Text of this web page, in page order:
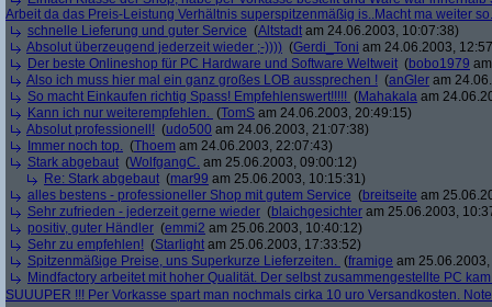
Arbeit da das Preis-Leistung Verhältnis superspitzenmäßig is..Macht ma weiter
schnelle Lieferung und guter Service (Altstadt am 24.06.2003, 10:07:38)
Absolut überzeugend jederzeit wieder ;-)))) (Gerdi_Toni am 24.06.2003,
Der beste Onlineshop für PC Hardware und Software Weltweit (bobo1979
Also ich muss hier mal ein ganz großes LOB aussprechen ! (anGler am
So macht Einkaufen richtig Spass! Empfehlenswert!!!!! (Mahakala am
Kann ich nur weiterempfehlen. (TomS am 24.06.2003, 20:49:15)
Absolut professionell! (udo500 am 24.06.2003, 21:07:38)
Immer noch top. (Thoem am 24.06.2003, 22:07:43)
Stark abgebaut (WolfgangC. am 25.06.2003, 09:00:12)
Re: Stark abgebaut (mar99 am 25.06.2003, 10:15:31)
alles bestens - professioneller Shop mit gutem Service (breitseite am
Sehr zufrieden - jederzeit gerne wieder (blaichgesichter am 25.06.2003,
positiv, guter Händler (emmi2 am 25.06.2003, 10:40:12)
Sehr zu empfehlen! (Starlight am 25.06.2003, 17:33:52)
Spitzenmäßige Preise, uns Superkurze Lieferzeiten. (framige am
Mindfactory arbeitet mit hoher Qualität. Der selbst zusammengestellte PC
SUUUPER !!! Per Vorkasse spart man nochmals cirka 10 uro Versandkosten.